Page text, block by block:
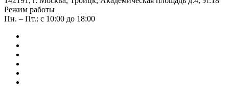
Режим работы
Пн. – Пт.: с 10:00 до 18:00